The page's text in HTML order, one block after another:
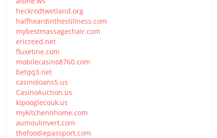
heckrodtwetland.org
halfheardinthestillness.com
mybestmassagechair.com
ericreed.net
fluxetine.com
mobilecasino8760.com
betqq3.net
casinoloans5.us
CasinoAuction.us
kipooglecouk.us
mykitchennhome.com
aumoulinvert.com
thefoodiepassport.com